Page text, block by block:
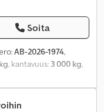
Soita
AB-2026-1974,
, kantavuus: 3 000 kg,